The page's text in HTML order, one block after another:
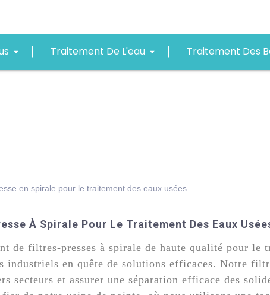
Traitement De L'eau Traitement Des
en spirale pour le traitement des eaux usées
À Spirale Pour Le Traitement Des Eaux
de filtres-presses à spirale de haute qualité pour le
industriels en quête de solutions efficaces. Notre
secteurs et assurer une séparation efficace des